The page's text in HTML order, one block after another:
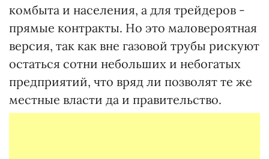
комбыта и населения, а для трейдеров -
прямые контракты. Но это маловероятная
версия, так как вне газовой трубы рискуют
остаться сотни небольших и небогатых
предприятий, что вряд ли позволят те же
местные власти да и правительство.